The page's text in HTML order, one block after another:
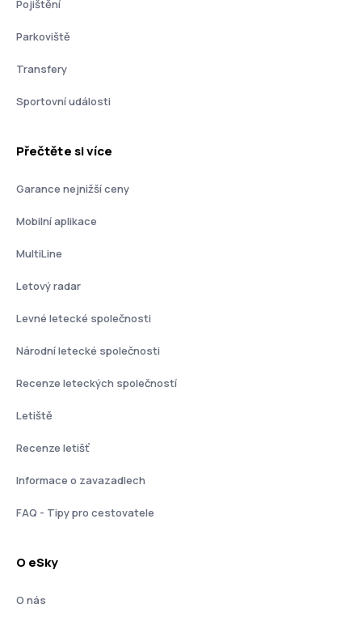
Pojištění
Parkoviště
Transfery
Sportovní události
Přečtěte si více
Garance nejnižší ceny
Mobilní aplikace
MultiLine
Letový radar
Levné letecké společnosti
Národní letecké společnosti
Recenze leteckých společností
Letiště
Recenze letišť
Informace o zavazadlech
FAQ - Tipy pro cestovatele
O eSky
O nás